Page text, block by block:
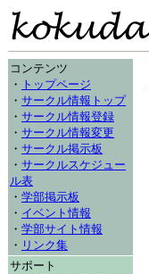
コンテンツ
・ トップページ
・ サークル情報トップ
・ サークル情報登録
・ サークル情報変更
・ サークル掲示板
・ サークルスケジュー
ル表
・ 学部掲示板
・ イベント情報
・ 学部サイト情報
・ リンク集
サポート